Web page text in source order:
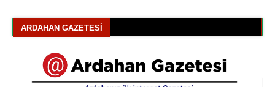
ARDAHAN GAZETESI